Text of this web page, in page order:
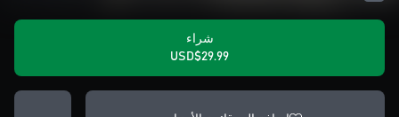
شراء
USD$29.99